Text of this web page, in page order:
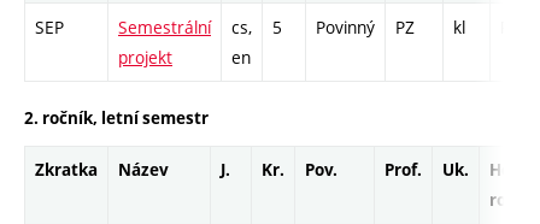
SEP
Semestrální
projekt
cs,
en
5 Povinný PZ kl
2. ročník, letní semestr
Zkratka Název J. Kr. Pov. Prof. Uk.
Hod.